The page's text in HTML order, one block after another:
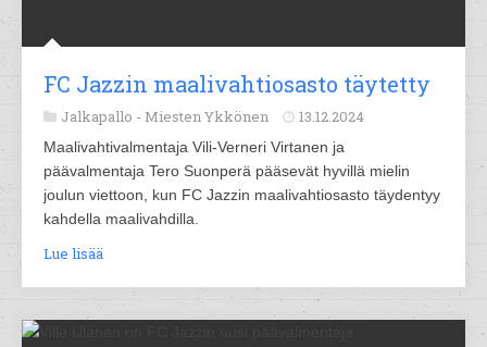
FC Jazzin maalivahtiosasto täytetty
Jalkapallo - Miesten Ykkönen 13.12.2024
Maalivahtivalmentaja Vili-Verneri Virtanen ja
päävalmentaja Tero Suonperä pääsevät hyvillä mielin
joulun viettoon, kun FC Jazzin maalivahtiosasto täydentyy
kahdella maalivahdilla.
Lue lisää